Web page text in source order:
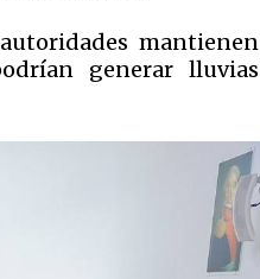
mantienen
generar lluvias